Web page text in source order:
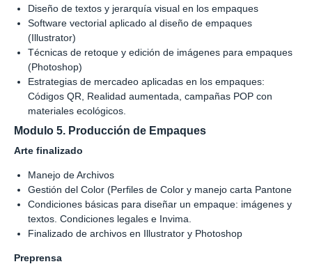
Diseño de textos y jerarquía visual en los empaques
Software vectorial aplicado al diseño de empaques
(Illustrator)
Técnicas de retoque y edición de imágenes para empaques
(Photoshop)
Estrategias de mercadeo aplicadas en los empaques:
Códigos QR, Realidad aumentada, campañas POP con
materiales ecológicos.
Modulo 5. Producción de Empaques
Arte finalizado
Manejo de Archivos
Gestión del Color (Perfiles de Color y manejo carta Pantone
Condiciones básicas para diseñar un empaque: imágenes y
textos. Condiciones legales e Invima.
Finalizado de archivos en Illustrator y Photoshop
Preprensa